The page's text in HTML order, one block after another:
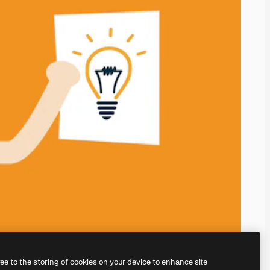
to the storing of cookies on your device to enhance site